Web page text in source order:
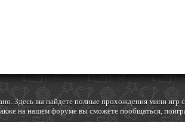
Здесь вы найдете полные прохождения мини
на нашем форуме вы сможете пообщаться,